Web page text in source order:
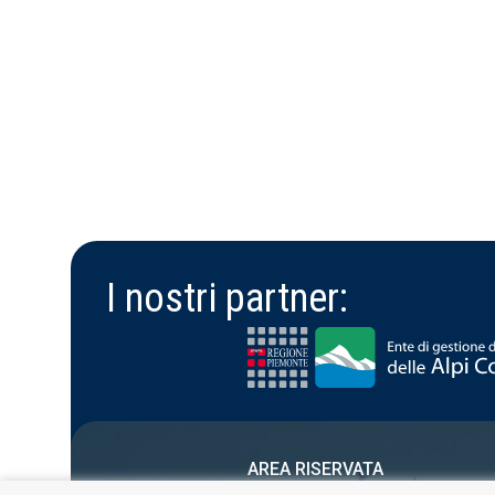
I nostri partner:
AREA RISERVATA